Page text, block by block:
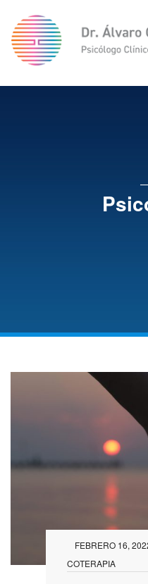
FEBRERO 16,
COTERAPIA